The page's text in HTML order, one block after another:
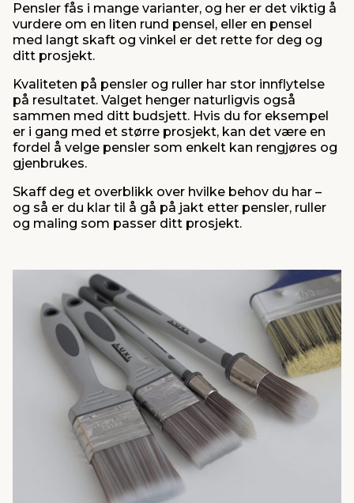
Pensler fås i mange varianter, og her er det viktig å
vurdere om en liten rund pensel, eller en pensel
med langt skaft og vinkel er det rette for deg og
ditt prosjekt.
Kvaliteten på pensler og ruller har stor innflytelse
på resultatet. Valget henger naturligvis også
sammen med ditt budsjett. Hvis du for eksempel
er i gang med et større prosjekt, kan det være en
fordel å velge pensler som enkelt kan rengjøres og
gjenbrukes.
Skaff deg et overblikk over hvilke behov du har –
og så er du klar til å gå på jakt etter pensler, ruller
og maling som passer ditt prosjekt.